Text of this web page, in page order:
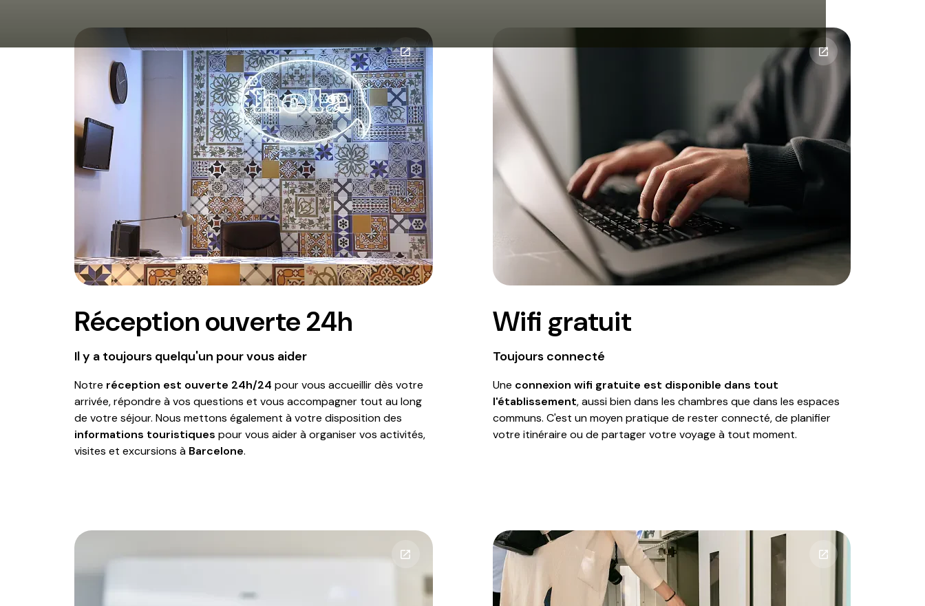
Réception ouverte 24h
Il y a toujours quelqu'un pour vous aider
Notre réception est ouverte 24h/24 pour vous accueillir dès votre
arrivée, répondre à vos questions et vous accompagner tout au long
de votre séjour. Nous mettons également à votre disposition des
informations touristiques pour vous aider à organiser vos activités,
visites et excursions à Barcelone.
Wifi gratuit
Toujours connecté
Une connexion wifi gratuite est disponible dans tout
l'établissement, aussi bien dans les chambres que dans les espaces
communs. C'est un moyen pratique de rester connecté, de planifier
votre itinéraire ou de partager votre voyage à tout moment.